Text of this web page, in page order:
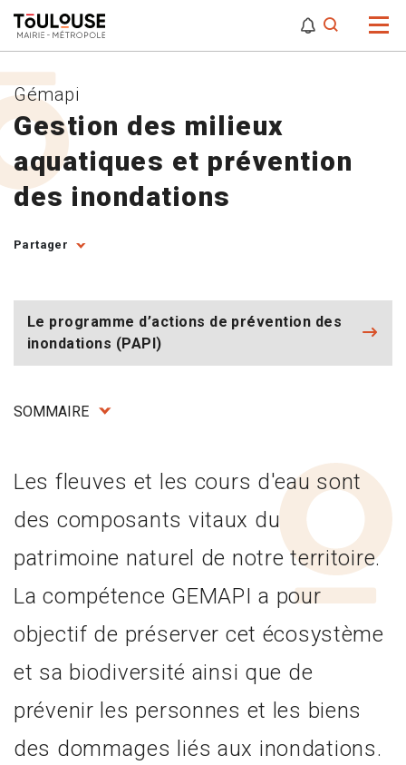
Gestion des milieux
aquatiques et prévention
des inondations
Gémapi
Partager
Le programme d’actions de prévention des
inondations (PAPI)
SOMMAIRE
Les fleuves et les cours d'eau sont
des composants vitaux du
patrimoine naturel de notre territoire.
La compétence GEMAPI a pour
objectif de préserver cet écosystème
et sa biodiversité ainsi que de
prévenir les personnes et les biens
des dommages liés aux inondations.